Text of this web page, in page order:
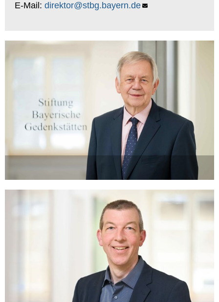
E-Mail: direktor@stbg.bayern.de